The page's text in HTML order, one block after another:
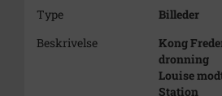
Type
Billeder
Beskrivelse
Kong
dronning
Louise
Station